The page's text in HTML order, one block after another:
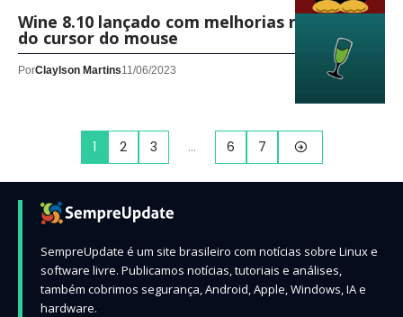
Wine 8.10 lançado com melhorias no recorte
do cursor do mouse
PorClaylson Martins11/06/2023
1 2 3 … 6 7
SempreUpdate é um site brasileiro com notícias sobre Linux e
software livre. Publicamos notícias, tutoriais e análises,
também cobrimos segurança, Android, Apple, Windows, IA e
hardware.